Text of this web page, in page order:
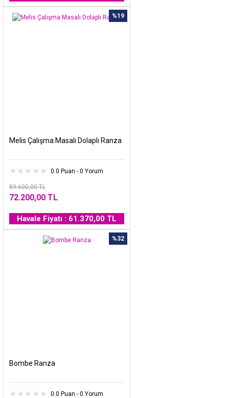
%19
Melis Çalışma Masalı Dolaplı Ranza
0.0 Puan - 0 Yorum
89.600,00 TL
72.200,00 TL
Havale Fiyatı : 61.370,00 TL
%32
Bombe Ranza
0.0 Puan - 0 Yorum